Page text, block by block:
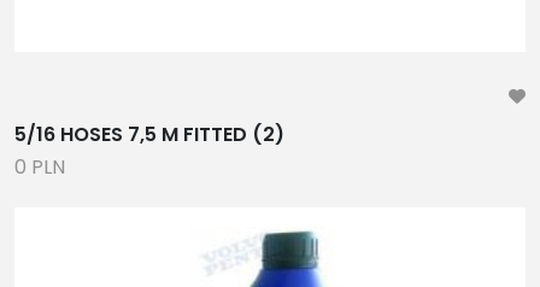
5/16 HOSES 7,5 M FITTED (2)
0 PLN